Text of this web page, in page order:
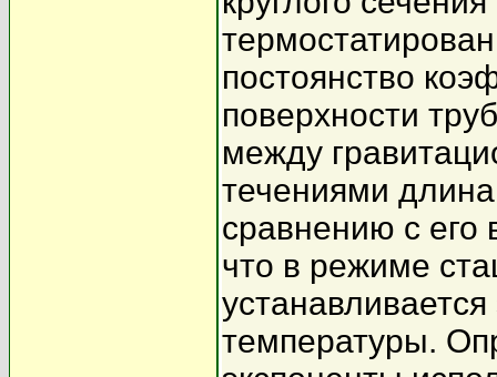
постоянство
поверхности
между
течениями
сравнению с его
что в режиме
температуры.